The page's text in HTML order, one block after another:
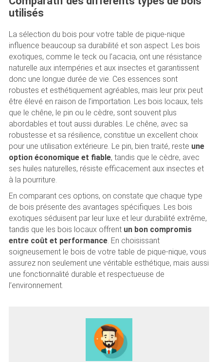
utilisés
La sélection du bois pour votre table de pique-nique
influence beaucoup sa durabilité et son aspect. Les bois
exotiques, comme le teck ou l’acacia, ont une résistance
naturelle aux intempéries et aux insectes et garantissent
donc une longue durée de vie. Ces essences sont
robustes et esthétiquement agréables, mais leur prix peut
être élevé en raison de l’importation. Les bois locaux, tels
que le chêne, le pin ou le cèdre, sont souvent plus
abordables et tout aussi durables. Le chêne, avec sa
robustesse et sa résilience, constitue un excellent choix
pour une utilisation extérieure. Le pin, bien traité, reste une
option économique et fiable, tandis que le cèdre, avec
ses huiles naturelles, résiste efficacement aux insectes et
à la pourriture.
En comparant ces options, on constate que chaque type
de bois présente des avantages spécifiques. Les bois
exotiques séduisent par leur luxe et leur durabilité extrême,
tandis que les bois locaux offrent un bon compromis
entre coût et performance. En choisissant
soigneusement le bois de votre table de pique-nique, vous
assurez non seulement une véritable esthétique, mais aussi
une fonctionnalité durable et respectueuse de
l’environnement.